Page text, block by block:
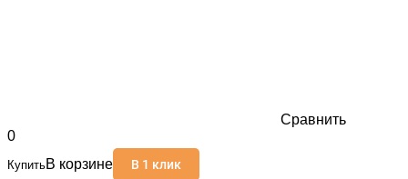
Сравнить
0
КупитьВ корзине В 1 клик